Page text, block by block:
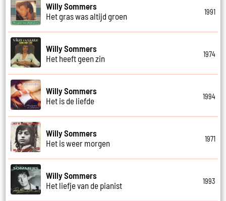
Willy Sommers
Het gras was altijd groen
1991
Willy Sommers
Het heeft geen zin
1974
Willy Sommers
Het is de liefde
1994
Willy Sommers
Het is weer morgen
1971
Willy Sommers
Het liefje van de pianist
1993